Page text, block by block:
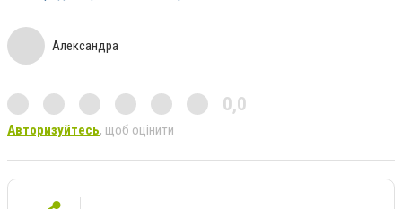
Александра
0,0
Авторизуйтесь, щоб оцінити